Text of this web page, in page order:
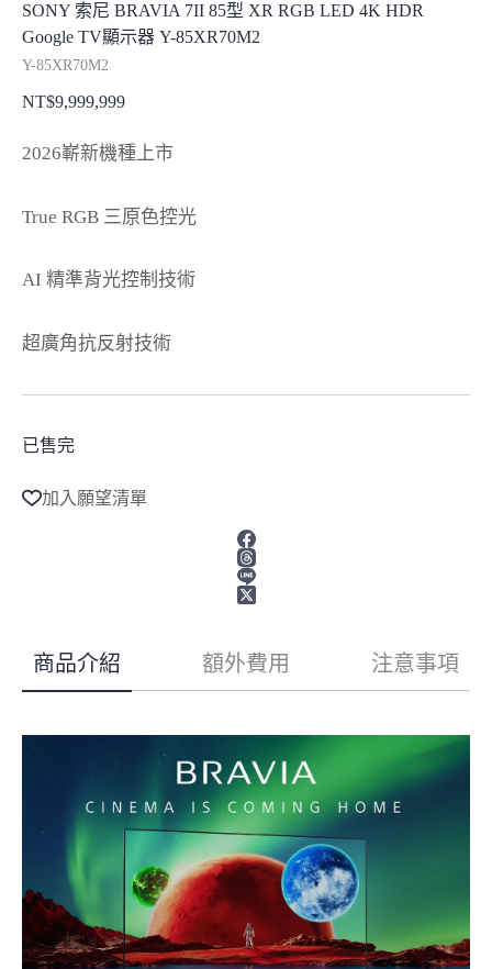
SONY 索尼 BRAVIA 7II 85型 XR RGB LED 4K HDR
Google TV顯示器 Y-85XR70M2
Y-85XR70M2
NT$9,999,999
2026嶄新機種上市
True RGB 三原色控光
AI 精準背光控制技術
超廣角抗反射技術
已售完
加入願望清單
商品介紹 額外費用 注意事項